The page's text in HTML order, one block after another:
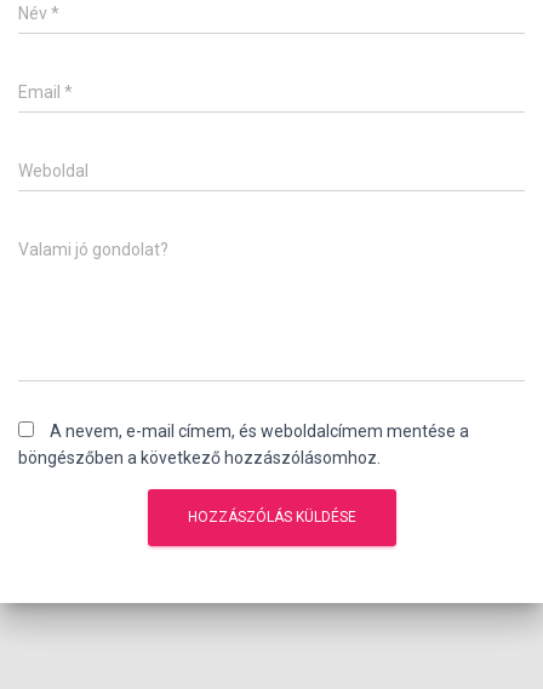
Név*
Email *
Weboldal
Valami jó gondolat?
A nevem, e-mail címem, és weboldalcímem mentése a
böngészőben a következő hozzászólásomhoz.